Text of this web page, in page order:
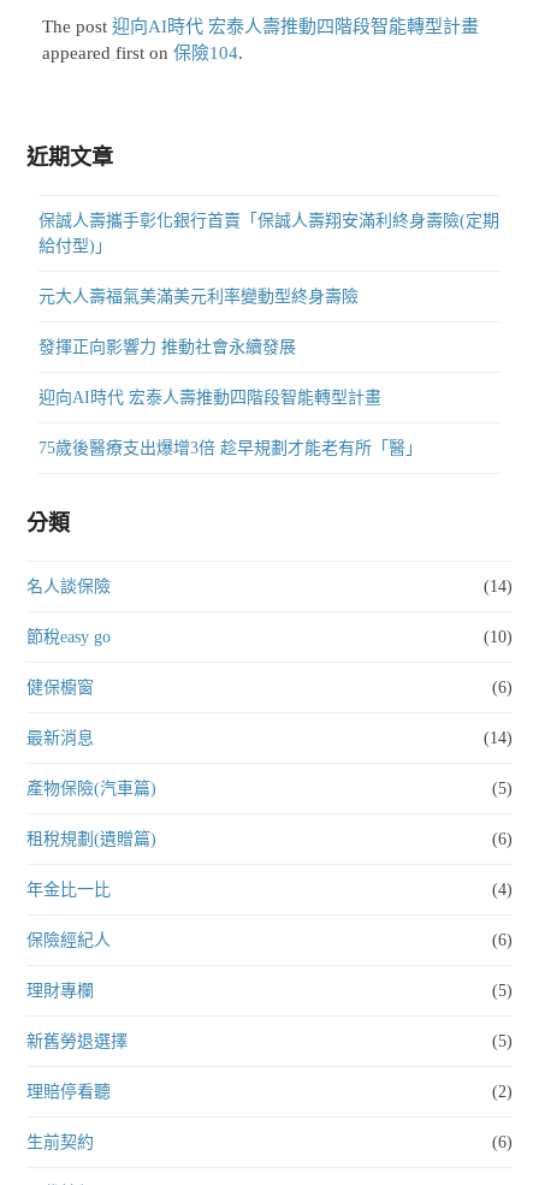
The post 迎向AI時代 宏泰人壽推動四階段智能轉型計畫
appeared first on 保險104.
近期文章
保誠人壽攜手彰化銀行首賣「保誠人壽翔安滿利終身壽險(定期
給付型)」
元大人壽福氣美滿美元利率變動型終身壽險
發揮正向影響力 推動社會永續發展
迎向AI時代 宏泰人壽推動四階段智能轉型計畫
75歲後醫療支出爆增3倍 趁早規劃才能老有所「醫」
分類
名人談保險 (14)
節稅easy go (10)
健保櫥窗 (6)
最新消息 (14)
產物保險(汽車篇) (5)
租稅規劃(遺贈篇) (6)
年金比一比 (4)
保險經紀人 (6)
理財專欄 (5)
新舊勞退選擇 (5)
理賠停看聽 (2)
生前契約 (6)